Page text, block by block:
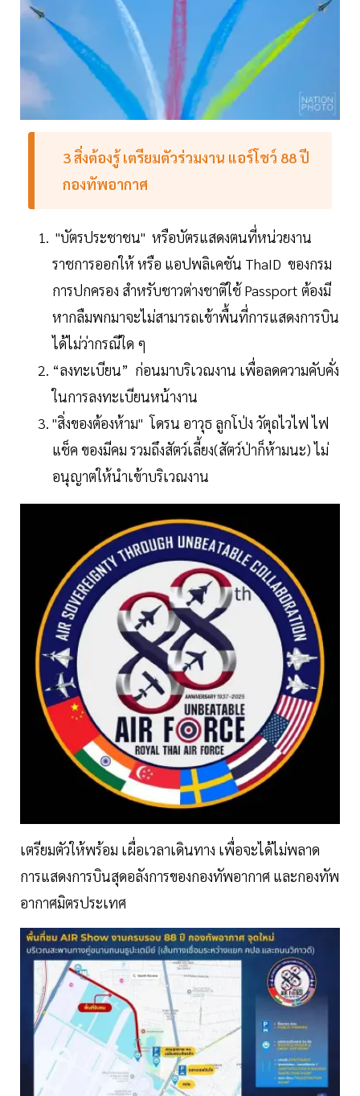
3สิ่งต้องรู้ เตรียมตัวร่วมงาน แอร์โชว์ 88ปี
กองทัพอากาศ
"บัตรประชาชน" หรือบัตรแสดงตนที่หน่วยงาน
ราชการออกให้ หรือ แอปพลิเคชัน ThaID ของกรม
การปกครอง สำหรับชาวต่างชาติใช้ Passport ต้องมี
หากลืมพกมาจะไม่สามารถเข้าพื้นที่การแสดงการบิน
ได้ไม่ว่ากรณีใด ๆ
“ลงทะเบียน” ก่อนมาบริเวณงาน เพื่อลดความคับคั่ง
ในการลงทะเบียนหน้างาน
"สิ่งของต้องห้าม" โดรน อาวุธ ลูกโป่ง วัตุถไวไฟ ไฟ
แช็ค ของมีคม รวมถึงสัตว์เลี้ยง(สัตว์ป่าก็ห้ามนะ) ไม่
อนุญาตให้นำเข้าบริเวณงาน
เตรียมตัวให้พร้อม เผื่อเวลาเดินทาง เพื่อจะได้ไม่พลาด
การแสดงการบินสุดอลังการของกองทัพอากาศ และกองทัพ
อากาศมิตรประเทศ